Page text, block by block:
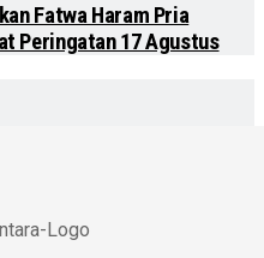
Fatwa Haram Pria
Peringatan 17 Agustus